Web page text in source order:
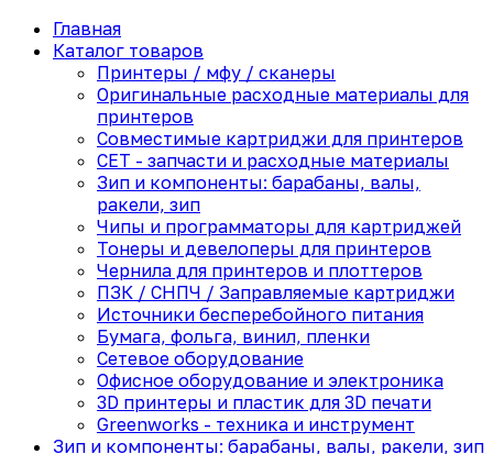
Главная
Каталог товаров
Принтеры / мфу / сканеры
Оригинальные расходные материалы для
принтеров
Совместимые картриджи для принтеров
CET - запчасти и расходные материалы
Зип и компоненты: барабаны, валы,
ракели, зип
Чипы и программаторы для картриджей
Тонеры и девелоперы для принтеров
Чернила для принтеров и плоттеров
ПЗК / СНПЧ / Заправляемые картриджи
Источники бесперебойного питания
Бумага, фольга, винил, пленки
Сетевое оборудование
Офисное оборудование и электроника
3D принтеры и пластик для 3D печати
Greenworks - техника и инструмент
Зип и компоненты: барабаны, валы, ракели, зип